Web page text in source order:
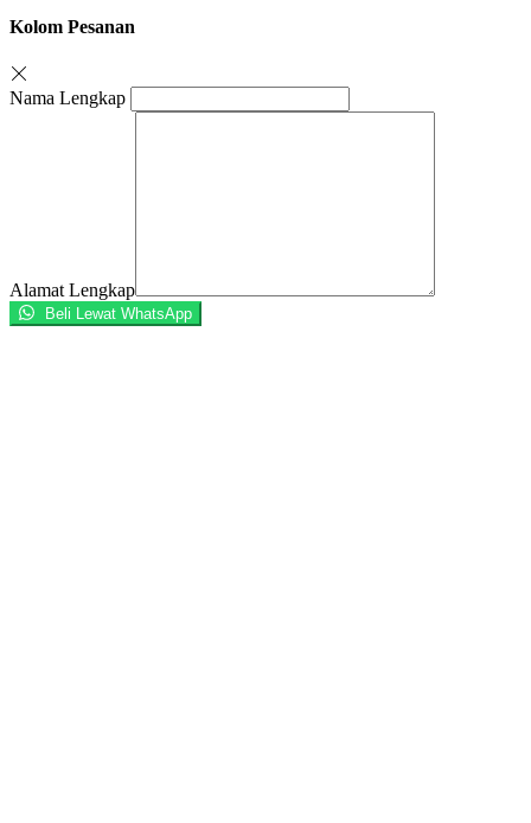
Kolom Pesanan
Nama Lengkap
Alamat Lengkap
Beli Lewat WhatsApp